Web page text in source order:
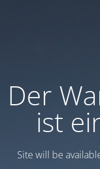
Der
ist
Site will be